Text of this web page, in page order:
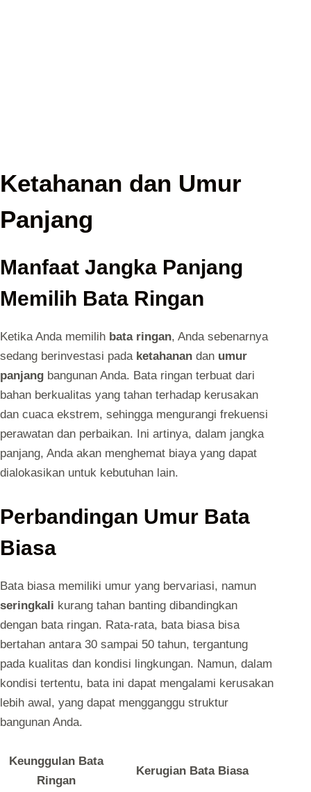
Ketahanan dan Umur
Panjang
Manfaat Jangka Panjang
Memilih Bata Ringan
Ketika Anda memilih bata ringan, Anda sebenarnya
sedang berinvestasi pada ketahanan dan umur
panjang bangunan Anda. Bata ringan terbuat dari
bahan berkualitas yang tahan terhadap kerusakan
dan cuaca ekstrem, sehingga mengurangi frekuensi
perawatan dan perbaikan. Ini artinya, dalam jangka
panjang, Anda akan menghemat biaya yang dapat
dialokasikan untuk kebutuhan lain.
Perbandingan Umur Bata
Biasa
Bata biasa memiliki umur yang bervariasi, namun
seringkali kurang tahan banting dibandingkan
dengan bata ringan. Rata-rata, bata biasa bisa
bertahan antara 30 sampai 50 tahun, tergantung
pada kualitas dan kondisi lingkungan. Namun, dalam
kondisi tertentu, bata ini dapat mengalami kerusakan
lebih awal, yang dapat mengganggu struktur
bangunan Anda.
Keunggulan Bata
Ringan
Kerugian Bata Biasa